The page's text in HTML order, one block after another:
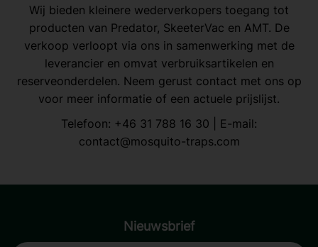
Wij bieden kleinere wederverkopers toegang tot
producten van Predator, SkeeterVac en AMT. De
verkoop verloopt via ons in samenwerking met de
leverancier en omvat verbruiksartikelen en
reserveonderdelen. Neem gerust contact met ons op
voor meer informatie of een actuele prijslijst.
Telefoon: +46 31 788 16 30 | E-mail:
contact@mosquito-traps.com
Nieuwsbrief